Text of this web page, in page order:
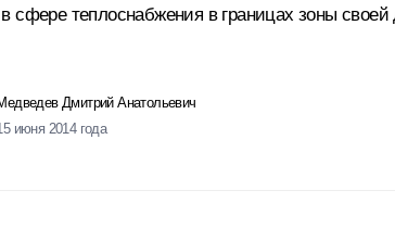
в сфере теплоснабжения в границах зоны
Дмитрий Анатольевич
июня 2014 года